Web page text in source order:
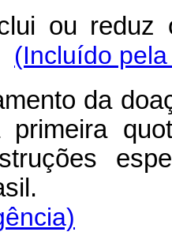
ou reduz
(Incluído
da
primeira